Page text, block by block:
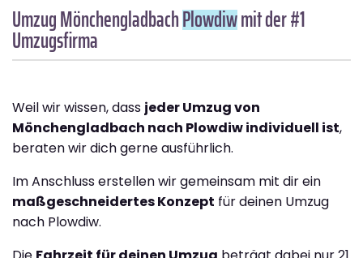
Umzug MönchengladbachPlowdiwmit der #1
Umzugsfirma
Weil wir wissen, dass jeder Umzug von
Mönchengladbach nach Plowdiw individuell ist,
beraten wir dich gerne ausführlich.
Im Anschluss erstellen wir gemeinsam mit dir ein
maßgeschneidertes Konzept für deinen Umzug
nach Plowdiw.